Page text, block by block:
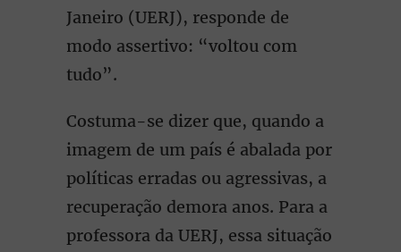
Janeiro (UERJ), responde de
modo assertivo: “voltou com
tudo”.
Costuma-se dizer que, quando a
imagem de um país é abalada por
políticas erradas ou agressivas, a
recuperação demora anos. Para a
professora da UERJ, essa situação